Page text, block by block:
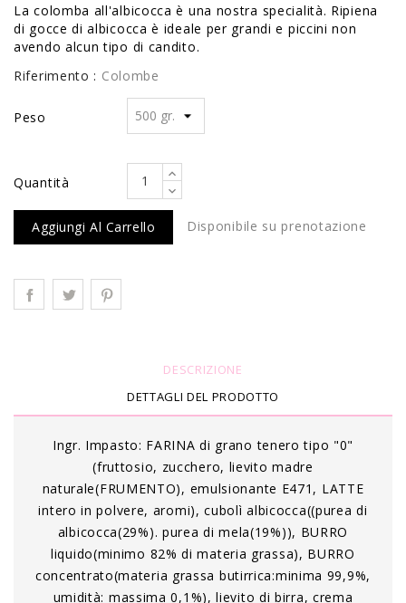
La colomba all'albicocca è una nostra specialità. Ripiena
di gocce di albicocca è ideale per grandi e piccini non
avendo alcun tipo di candito.
Riferimento : Colombe
Peso
Quantità
Aggiungi Al Carrello Disponibile su prenotazione
DESCRIZIONE
DETTAGLI DEL PRODOTTO
Ingr. Impasto: FARINA di grano tenero tipo "0"
(fruttosio, zucchero, lievito madre
naturale(FRUMENTO), emulsionante E471, LATTE
intero in polvere, aromi), cubolì albicocca((purea di
albicocca(29%). purea di mela(19%)), BURRO
liquido(minimo 82% di materia grassa), BURRO
concentrato(materia grassa butirrica:minima 99,9%,
umidità: massima 0,1%), lievito di birra, crema